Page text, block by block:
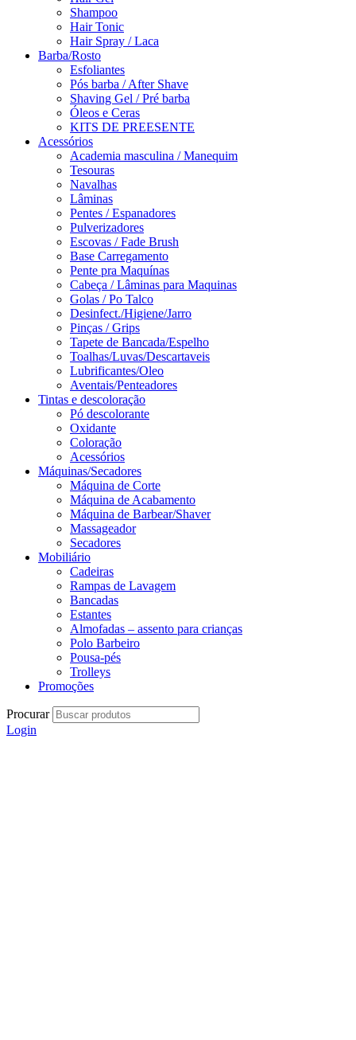
Shampoo
Hair Tonic
Hair Spray / Laca
Barba/Rosto
Esfoliantes
Pós barba / After Shave
Shaving Gel / Pré barba
Óleos e Ceras
KITS DE PREESENTE
Acessórios
Academia masculina / Manequim
Tesouras
Navalhas
Lâminas
Pentes / Espanadores
Pulverizadores
Escovas / Fade Brush
Base Carregamento
Pente pra Maquínas
Cabeça / Lâminas para Maquinas
Golas / Po Talco
Desinfect./Higiene/Jarro
Pinças / Grips
Tapete de Bancada/Espelho
Toalhas/Luvas/Descartaveis
Lubrificantes/Oleo
Aventais/Penteadores
Tintas e descoloração
Pó descolorante
Oxidante
Coloração
Acessórios
Máquinas/Secadores
Máquina de Corte
Máquina de Acabamento
Máquina de Barbear/Shaver
Massageador
Secadores
Mobiliário
Cadeiras
Rampas de Lavagem
Bancadas
Estantes
Almofadas – assento para crianças
Polo Barbeiro
Pousa-pés
Trolleys
Promoções
Procurar
Login